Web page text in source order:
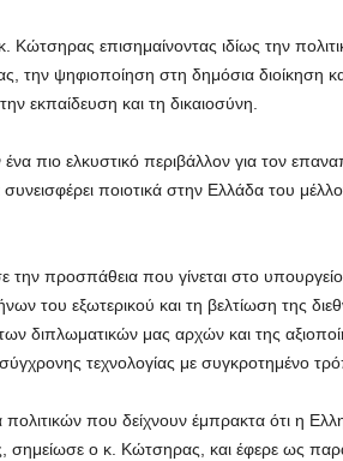
Κώτσηρας επισημαίνοντας ιδίως την
την ψηφιοποίηση στη δημόσια διοίκηση
εκπαίδευση και τη δικαιοσύνη.
πιο ελκυστικό περιβάλλον για τον
ποιοτικά στην Ελλάδα του
την προσπάθεια που γίνεται στο
του εξωτερικού και τη βελτίωση της
διπλωματικών μας αρχών και της
τεχνολογίας με συγκροτημένο
που δείχνουν έμπρακτα ότι η
σημείωσε ο κ. Κώτσηρας, και έφερε ως